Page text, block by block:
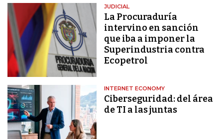
JUDICIAL
La Procuraduría
intervino en sanción
que iba a imponer la
Superindustria contra
Ecopetrol
INTERNET ECONOMY
Ciberseguridad: del área
de TI a las juntas